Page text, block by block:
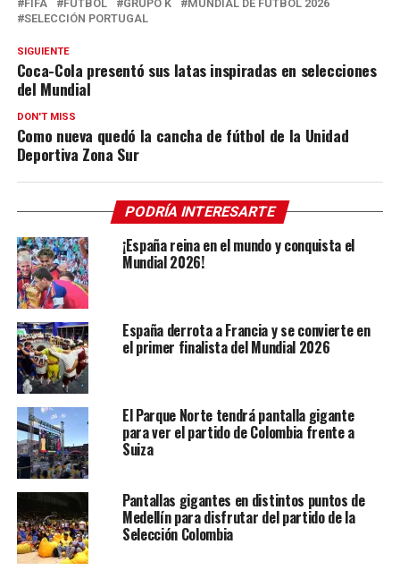
FIFA
FÚTBOL GRUPO K
MUNDIAL DE FÚTBOL 2026
SELECCIÓN PORTUGAL
SIGUIENTE
Coca-Cola presentó sus latas inspiradas en selecciones
del Mundial
DON'T MISS
Como nueva quedó la cancha de fútbol de la Unidad
Deportiva Zona Sur
PODRÍA INTERESARTE
¡España reina en el mundo y conquista el
Mundial 2026!
España derrota a Francia y se convierte en
el primer finalista del Mundial 2026
El Parque Norte tendrá pantalla gigante
para ver el partido de Colombia frente a
Suiza
Pantallas gigantes en distintos puntos de
Medellín para disfrutar del partido de la
Selección Colombia